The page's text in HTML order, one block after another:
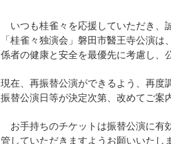
いつも桂雀々を応援していただき、
「桂雀々独演会」磐田市醫王寺公演
係者の健康と安全を最優先に考慮し、
現在、再振替公演ができるよう、再度
振替公演日等が決定次第、改めてご案
お手持ちのチケットは振替公演に有
管していただきますようお願いいたし